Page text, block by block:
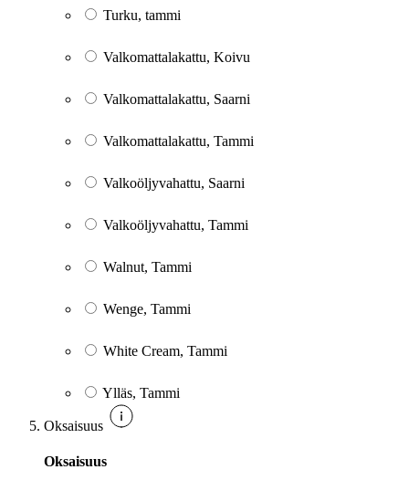
Turku, tammi
Valkomattalakattu, Koivu
Valkomattalakattu, Saarni
Valkomattalakattu, Tammi
Valkoöljyvahattu, Saarni
Valkoöljyvahattu, Tammi
Walnut, Tammi
Wenge, Tammi
White Cream, Tammi
Ylläs, Tammi
Oksaisuus
Oksaisuus